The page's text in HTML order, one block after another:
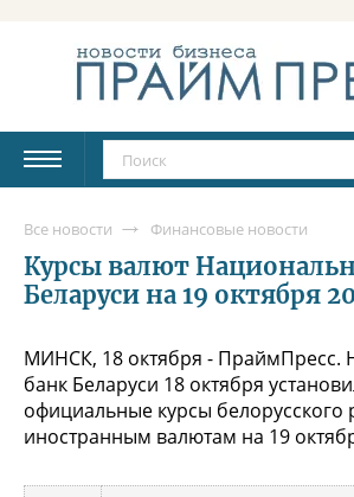
Все новости Финансовые новости
Курсы валют
Беларуси на 19 октября
МИНСК, 18 октября - ПраймПресс.
банк Беларуси 18 октября
официальные курсы белорусского
иностранным валютам на 19